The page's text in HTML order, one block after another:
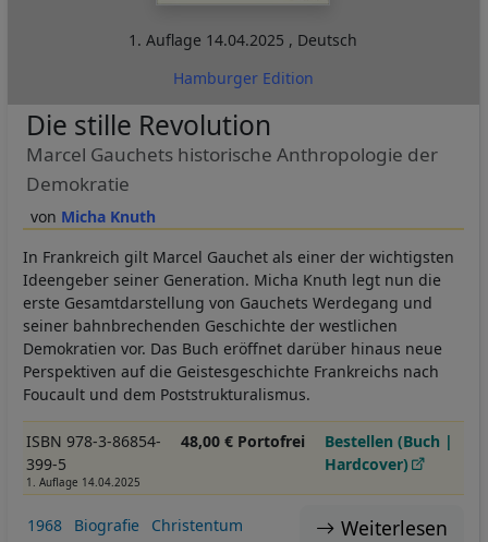
1. Auflage 14.04.2025 , Deutsch
Hamburger Edition
Micha Knuth
Die stille Revolution
Marcel Gauchets historische Anthropologie der
Demokratie
In Frankreich gilt Marcel Gauchet als einer der wichtigsten
Ideengeber seiner Generation. Micha Knuth legt nun die
erste Gesamtdarstellung von Gauchets Werdegang und
seiner bahnbrechenden Geschichte der westlichen
Demokratien vor. Das Buch eröffnet darüber hinaus neue
Perspektiven auf die Geistesgeschichte Frankreichs nach
Foucault und dem Poststrukturalismus.
ISBN 978-3-86854-
399-5
1. Auflage 14.04.2025
48,00 € Portofrei
Bestellen (Buch |
Hardcover)
Weiterlesen
1968 Biografie
Christentum